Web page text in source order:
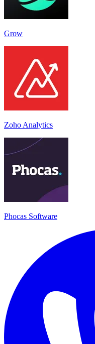
Grow
Zoho Analytics
Phocas Software